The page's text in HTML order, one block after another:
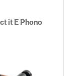
it E Phono